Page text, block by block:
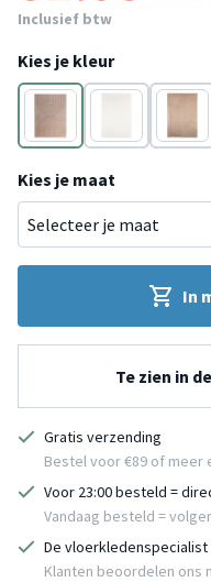
Inclusief btw
Kies je kleur
Taupe Crème Taupe
Kies je maat
In
Te zien in
Gratis verzending
Bestel voor €89 of meer
Voor 23:00 besteld =
Vandaag besteld =
De vloerkledenspecialist
Klanten beoordelen ons